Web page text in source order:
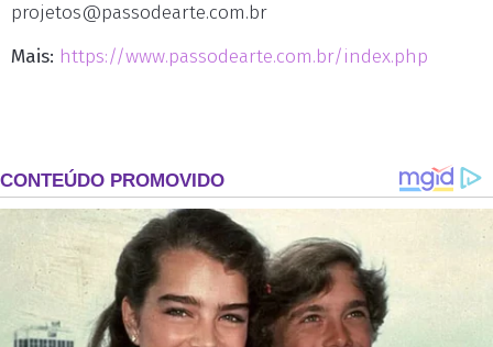
projetos@passodearte.com.br
Mais: https://www.passodearte.com.br/index.php